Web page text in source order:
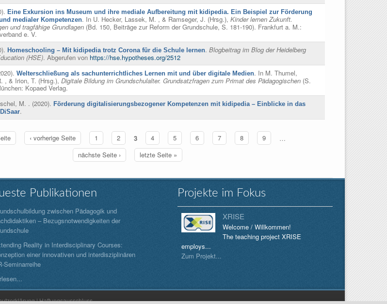
Eine Exkursion ins Museum und ihre mediale Aufbereitung mit kidipedia. Ein Beispiel zur Förderung
medialer Kompetenzen. In U. Hecker, Lassek, M. , & Ramseger, J. (Hrsg.), Kinder lernen Zukunft.
und tragfähige Grundlagen (Bd. 150, Beiträge zur Reform der Grundschule, S. 181-190). Frankfurt a. M.:
e. V.
Homeschooling – Mit kidipedia trotz Corona für die Schule lernen. Blogbeitrag im Blog der Heidelberg
(HSE). Abgerufen von https://hse.hypotheses.org/2512
Welterschließung als sachunterrichtliches Lernen mit und über digitale Medien. In M. Thumel,
, & Irion, T. (Hrsg.), Digitale Bildung im Grundschulalter. Grundsatzfragen zum Primat des Pädagogischen (S.
Kopaed Verlag.
M. . (2020). Förderung digitalisierungsbezogener Kompetenzen mit kidipedia – Einblicke in das
.
‹ vorherige Seite 1 2 3 4 5 6 7 8 9
…
nächste Seite ›
letzte Seite »
Publikationen
zwischen Pädagogik und
– Bezugsnotwendigkeiten der
Reality in Interdisciplinary Courses:
einer innovativen und interdisziplinären
Seminarreihe
Projekte im Fokus
XRISE
Welcome / Willkommen!
The teaching project XRISE
employs...
Zum Projekt...
|Haftungsausschluss